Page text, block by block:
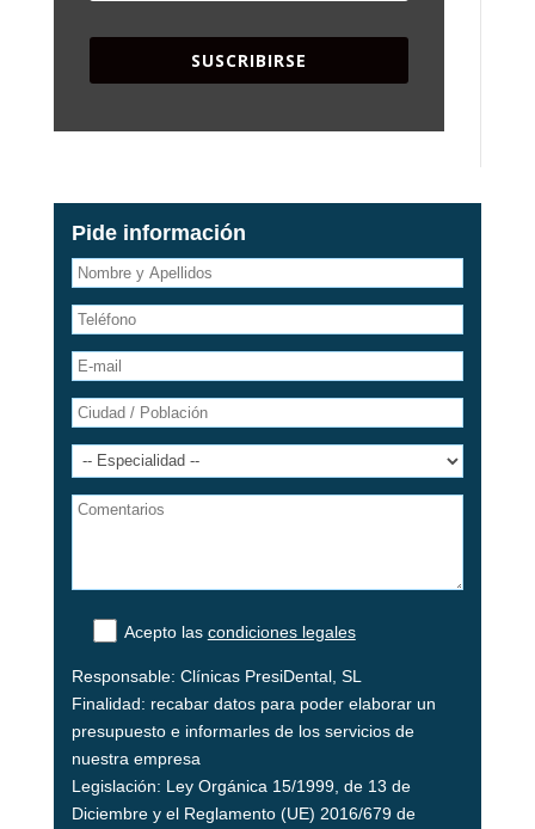
SUSCRIBIRSE
Pide información
Acepto las condiciones legales
Responsable: Clínicas PresiDental, SL
Finalidad: recabar datos para poder elaborar un
presupuesto e informarles de los servicios de
nuestra empresa
Legislación: Ley Orgánica 15/1999, de 13 de
Diciembre y el Reglamento (UE) 2016/679 de